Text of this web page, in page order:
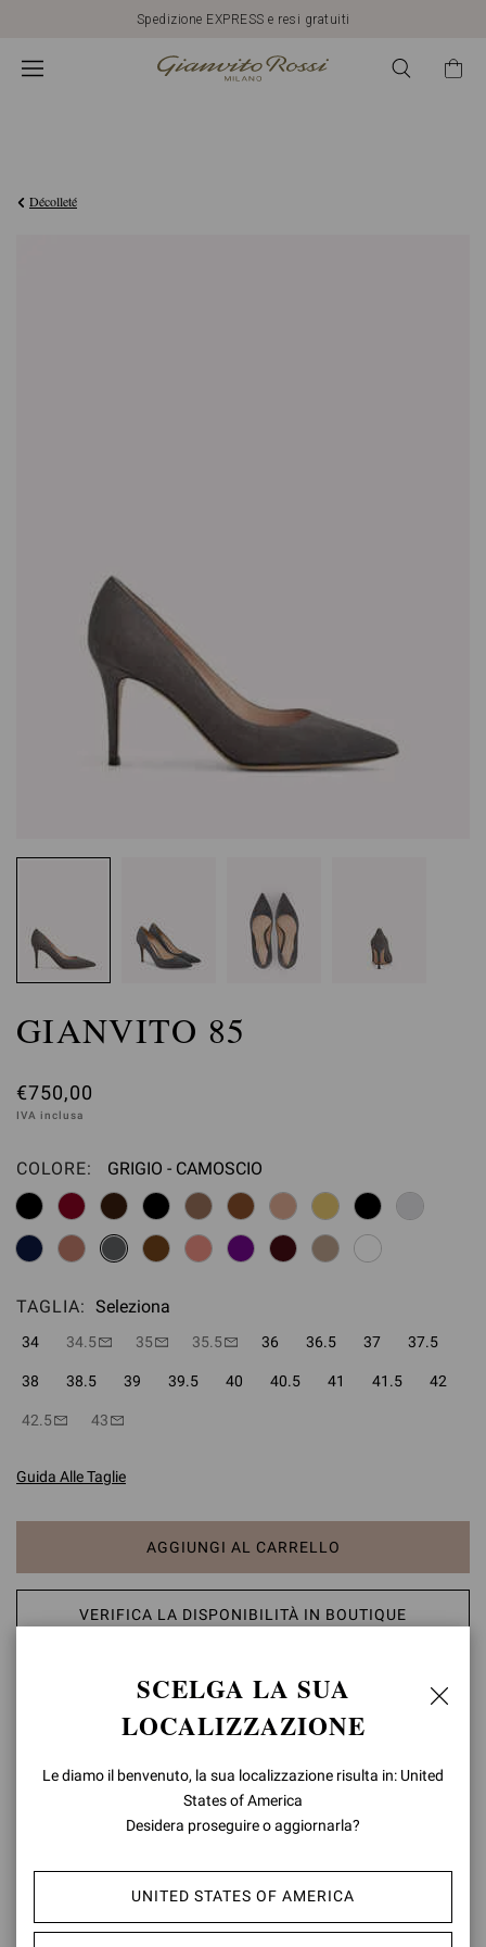
Spedizione EXPRESS e resi gratuiti
Décolleté
GIANVITO 85
€750,00
IVA inclusa
COLORE: Seleziona
GRIGIO - CAMOSCIO
TAGLIA: Seleziona
34 34.5 35 35.5 36 36.5 37 37.5
38 38.5 39 39.5 40 40.5 41 41.5 42
42.5 43
Guida Alle Taglie
AGGIUNGI AL CARRELLO
VERIFICA LA DISPONIBILITÀ IN BOUTIQUE
AGGIUNGI ALLA LISTA DEI DESIDERI
Gianvito 85 è sinonimo di iconicità: una décolleté a punta e con un
tacco stiletto di 85mm che conferisce sinuosità alla silhouette
femminile. Fatto a mano in Italia.
Altezza Tacco: 85 mm
Codice Modello: G24580.85RIC
SCELGA LA SUA
LOCALIZZAZIONE
Le diamo il benvenuto, la sua localizzazione risulta in: United
States of America
Desidera proseguire o aggiornarla?
UNITED STATES OF AMERICA